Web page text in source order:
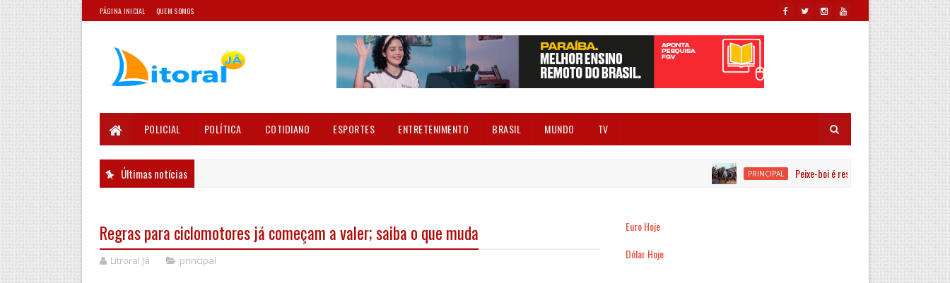
PÁGINA INICIAL QUEM SOMOS
POLICIAL POLÍTICA COTIDIANO ESPORTES ENTRETENIMENTO BRASIL MUNDO TV
Últimas notícias PRINCIPAL Peixe-boi é resgatado por equipes ambientais
Regras para ciclomotores já começam a valer; saiba o que muda
Litroral Já principal
Euro Hoje
Dólar Hoje